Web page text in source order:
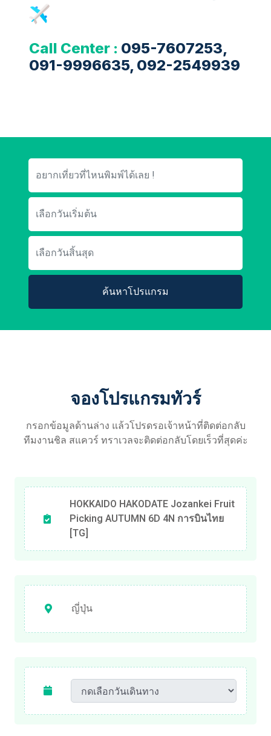
Call Center : 095-7607253,
091-9996635, 092-2549939
ค้นหาโปรแกรม
จองโปรแกรมทัวร์
กรอกข้อมูลด้านล่าง แล้วโปรดรอเจ้าหน้าที่ติดต่อกลับ
ทีมงานชิล สแควร์ ทราเวลจะติดต่อกลับโดยเร็วที่สุดค่ะ
HOKKAIDO HAKODATE Jozankei Fruit
Picking AUTUMN 6D 4N การบินไทย
[TG]
ญี่ปุ่น